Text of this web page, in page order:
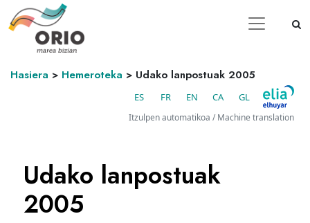
Hasiera > Hemeroteka > Udako lanpostuak 2005
ES FR EN CA GL
Itzulpen automatikoa / Machine translation
Udako lanpostuak
2005